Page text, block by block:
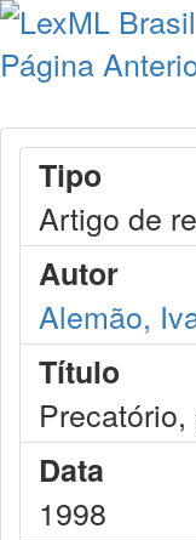
Página
Tipo
Artigo de
Autor
Alemão,
Título
Data
1998